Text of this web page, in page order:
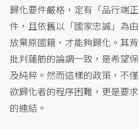
歸化要件嚴格，定有「品行端
件，且依舊以「國家忠誠」為
放棄原國籍，才能夠歸化。其
批判蓮舫的論調一致，是希望
及純粹。然而這樣的政策，不
欲歸化者的程序困難，更是要
的連結。